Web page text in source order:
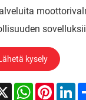
kysely
X WhatsApp